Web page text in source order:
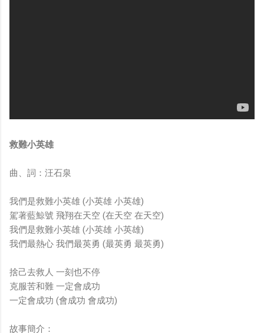
救難小英雄
曲、詞：汪石泉
我們是救難小英雄 (小英雄 小英雄)
駕著藍鯨號 飛翔在天空 (在天空 在天空)
我們是救難小英雄 (小英雄 小英雄)
我們最熱心 我們最英勇 (最英勇 最英勇)
捨己去救人 一刻也不停
克服苦和難 一定會成功
一定會成功 (會成功 會成功)
故事簡介：